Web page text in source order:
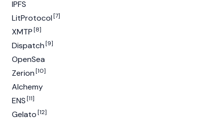
IPFS
LitProtocol[7]
XMTP[8]
Dispatch[9]
OpenSea
Zerion[10]
Alchemy
ENS[11]
Gelato[12]